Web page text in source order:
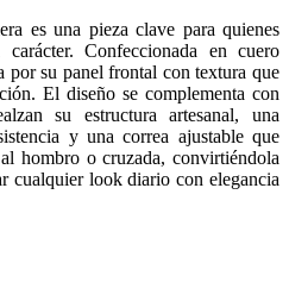
es una pieza clave para quienes
Confeccionada en cuero
por su panel frontal con textura que
El diseño se complementa con
su estructura artesanal, una
y una correa ajustable que
hombro o cruzada, convirtiéndola
cualquier look diario con elegancia